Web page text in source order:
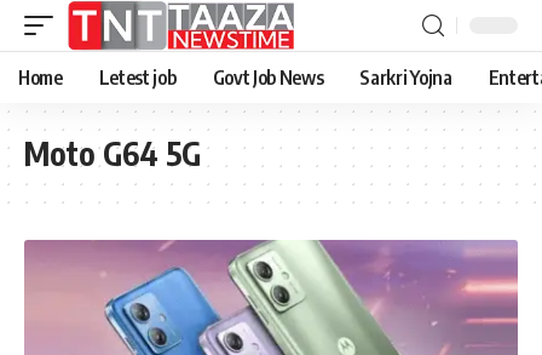
Home Letest job Govt Job News Sarkri Yojna
Moto G64 5G